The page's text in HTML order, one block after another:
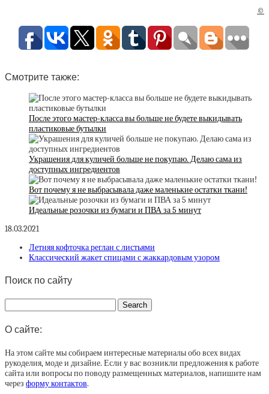
©
Смотрите также:
После этого мастер-класса вы больше не будете выкидывать
пластиковые бутылки
Украшения для куличей больше не покупаю. Делаю сама из
доступных ингредиентов
Вот почему я не выбрасывала даже маленькие остатки ткани!
Идеальные розочки из бумаги и ПВА за 5 минут
18.03.2021
Летняя кофточка реглан с листьями
Классический жакет спицами с жаккардовым узором
Поиск по сайту
О сайте:
На этом сайте мы собираем интересные материалы обо всех видах
рукоделия, моде и дизайне. Если у вас возникли предложения к работе
сайта или вопросы по поводу размещенных материалов, напишите нам
через форму контактов.